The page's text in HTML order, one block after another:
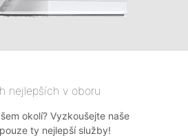
nejlepších v oboru
okolí? Vyzkoušejte naše
ty nejlepší služby!